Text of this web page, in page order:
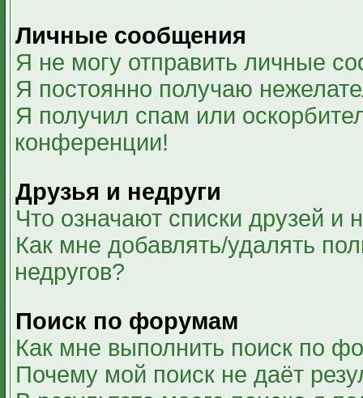
Личные сообщения
Я не могу отправить личные
Я постоянно получаю
Я получил спам или
конференции!
Друзья и недруги
Что означают списки друзей и
Как мне добавлять/удалять
недругов?
Поиск по форумам
Как мне выполнить поиск по
Почему мой поиск не даёт